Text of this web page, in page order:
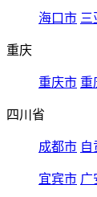
海口市 三
重庆
重庆市 重
四川省
成都市 自
宜宾市 广